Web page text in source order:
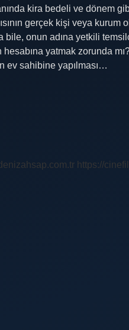
kira bedeli ve dönem
gerçek kişi veya
bile, onun adına yetkili
yatmak zorunda
ev sahibine yapılması…
https://